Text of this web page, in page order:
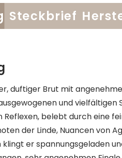
Steckbrief
duftiger Brut mit
und vielfältigen
belebt durch eine
der Linde, Nuancen von
er spannungsgeladen